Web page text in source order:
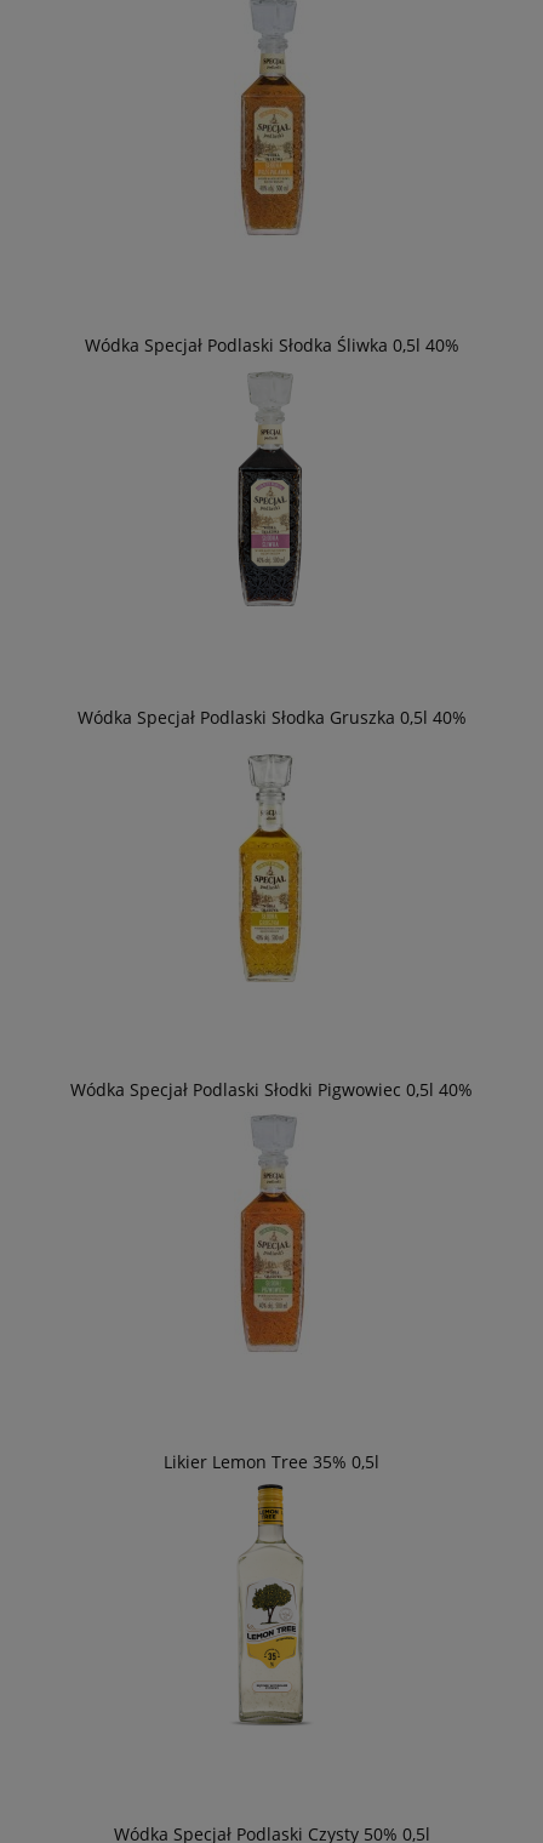
Wódka Specjał Podlaski Słodka Śliwka 0,5l 40%
Wódka Specjał Podlaski Słodka Gruszka 0,5l 40%
Wódka Specjał Podlaski Słodki Pigwowiec 0,5l 40%
Likier Lemon Tree 35% 0,5l
Wódka Specjał Podlaski Czysty 50% 0,5l